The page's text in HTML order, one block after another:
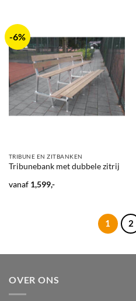
-6%
TRIBUNE EN ZITBANKEN
Tribunebank met dubbele zitrij
vanaf 1,599,-
1 2
OVER ONS